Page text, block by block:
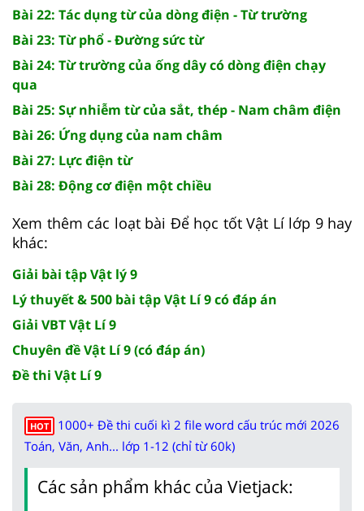
Bài 22: Tác dụng từ của dòng điện - Từ trường
Bài 23: Từ phổ - Đường sức từ
Bài 24: Từ trường của ống dây có dòng điện chạy
qua
Bài 25: Sự nhiễm từ của sắt, thép - Nam châm điện
Bài 26: Ứng dụng của nam châm
Bài 27: Lực điện từ
Bài 28: Động cơ điện một chiều
Xem thêm các loạt bài Để học tốt Vật Lí lớp 9 hay
khác:
Giải bài tập Vật lý 9
Lý thuyết & 500 bài tập Vật Lí 9 có đáp án
Giải VBT Vật Lí 9
Chuyên đề Vật Lí 9 (có đáp án)
Đề thi Vật Lí 9
HOT
1000+ Đề thi cuối kì 2 file word cấu trúc mới 2026
Toán, Văn, Anh... lớp 1-12 (chỉ từ 60k)
Các sản phẩm khác của Vietjack: